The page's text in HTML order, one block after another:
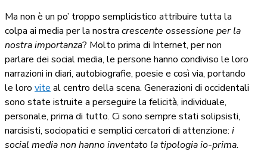
Ma non è un po’ troppo semplicistico attribuire tutta la
colpa ai media per la nostra crescente ossessione per la
nostra importanza? Molto prima di Internet, per non
parlare dei social media, le persone hanno condiviso le loro
narrazioni in diari, autobiografie, poesie e così via, portando
le loro vite al centro della scena. Generazioni di occidentali
sono state istruite a perseguire la felicità, individuale,
personale, prima di tutto. Ci sono sempre stati solipsisti,
narcisisti, sociopatici e semplici cercatori di attenzione: i
social media non hanno inventato la tipologia io-prima.